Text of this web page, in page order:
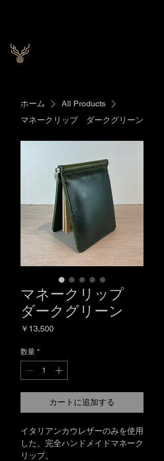
ホーム
All Products
マネークリップ ダークグリーン
マネークリップ
ダークグリーン
￥13,500価
数量 *
カートに追加する
イタリアンカウレザーのみを使用
した、完全ハンドメイドマネーク
リップ。